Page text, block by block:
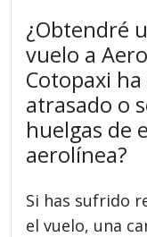
¿Obtendré
vuelo a
Cotopaxi
atrasado o
huelgas de
aerolínea?
Si has sufrido
el vuelo, una